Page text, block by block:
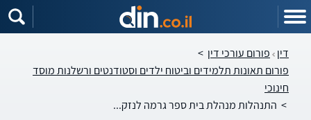
דין פורום עורכי דין >
פורום תאונות תלמידים וביטוח ילדים וסטודנטים ורשלנות מוסד
חינוכי
> התנהלות מנהלת בית ספר גרמה לנזק...